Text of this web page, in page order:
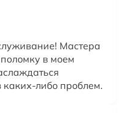
Мастера
в моем
либо проблем.